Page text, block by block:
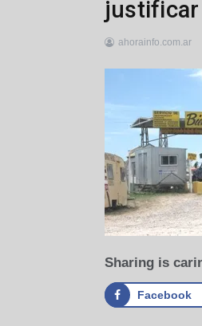
ahorainfo.com.ar
Sharing is
Facebook